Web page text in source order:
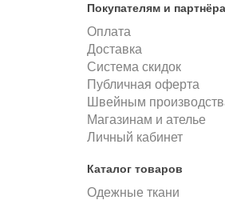
Покупателям и
Оплата
Доставка
Система скидок
Публичная оферта
Швейным
Магазинам и ателье
Личный кабинет
Каталог товаров
Одежные ткани